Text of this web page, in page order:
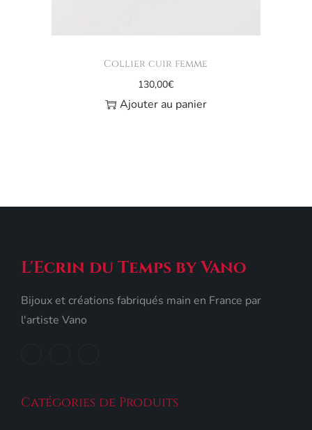
Collier cuir femme
130,00€
Ajouter au panier
L'Ecrin du Temps by Vano
Bijoux et créations fabriqués main en France par
l'artiste Vano
Catégories de Produits